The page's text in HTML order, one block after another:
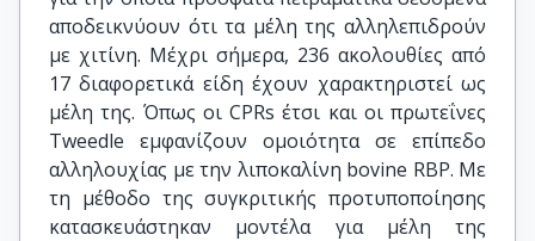
αποδεικνύουν ότι τα μέλη της αλληλεπιδρούν
με χιτίνη. Μέχρι σήμερα, 236 ακολουθίες από
17 διαφορετικά είδη έχουν χαρακτηριστεί ως
μέλη της. Όπως οι CPRs έτσι και οι πρωτεΐνες
Tweedle εμφανίζουν ομοιότητα σε επίπεδο
αλληλουχίας με την λιποκαλίνη bovine RBP. Με
τη μέθοδο της συγκριτικής προτυποποίησης
κατασκευάστηκαν μοντέλα για μέλη της